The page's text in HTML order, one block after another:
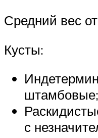
Средний вес
Кусты:
штамбовые;
с